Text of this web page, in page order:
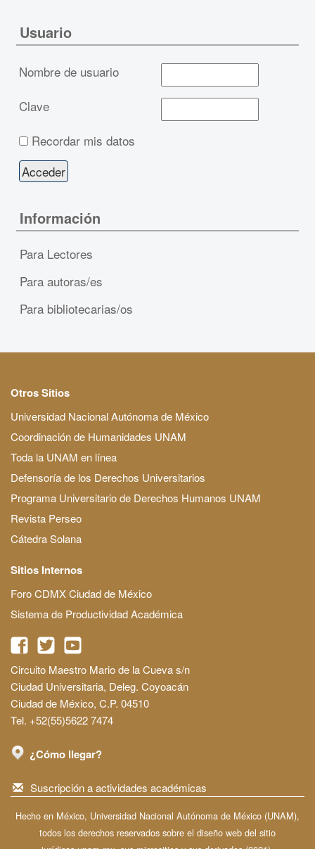
Usuario
Nombre de usuario
Clave
Recordar mis datos
Información
Para Lectores
Para autoras/es
Para bibliotecarias/os
Otros Sitios
Universidad Nacional Autónoma de México
Coordinación de Humanidades UNAM
Toda la UNAM en línea
Defensoría de los Derechos Universitarios
Programa Universitario de Derechos Humanos UNAM
Revista Perseo
Cátedra Solana
Sitios Internos
Foro CDMX Ciudad de México
Sistema de Productividad Académica
Circuito Maestro Mario de la Cueva s/n
Ciudad Universitaria, Deleg. Coyoacán
Ciudad de México, C.P. 04510
Tel. +52(55)5622 7474
¿Cómo llegar?
Suscripción a actividades académicas
Hecho en México, Universidad Nacional Autónoma de México (UNAM),
todos los derechos reservados sobre el diseño web del sitio